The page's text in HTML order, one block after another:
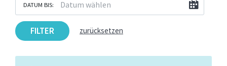
DATUM BIS:
FILTER zurücksetzen